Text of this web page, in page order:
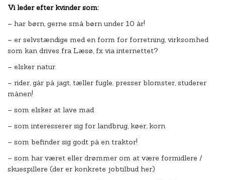
Vi leder efter kvinder som:
– har børn, gerne små børn under 10 år!
– er selvstændige med en form for forretning, virksomhed
som kan drives fra Læsø, fx via internettet?
– elsker natur.
– rider, går på jagt, tæller fugle, presser blomster, studerer
månen!
– som elsker at lave mad
– som interesserer sig for landbrug, køer, korn
– som befinder sig godt på en traktor!
– som har været eller drømmer om at være formidlere /
skuespillere (der er konkrete jobtilbud her)